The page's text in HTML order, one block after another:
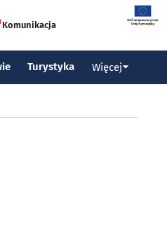
Komunikacja
Turystyka Więcej